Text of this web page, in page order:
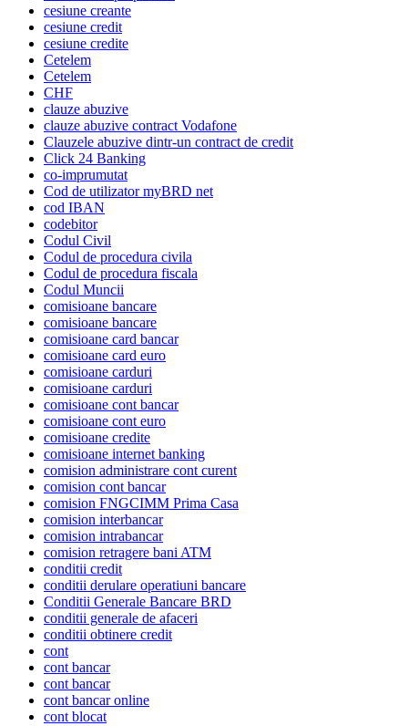
cesiune creante
cesiune credit
cesiune credite
Cetelem
Cetelem
CHF
clauze abuzive
clauze abuzive contract Vodafone
Clauzele abuzive dintr-un contract de credit
Click 24 Banking
co-imprumutat
Cod de utilizator myBRD net
cod IBAN
codebitor
Codul Civil
Codul de procedura civila
Codul de procedura fiscala
Codul Muncii
comisioane bancare
comisioane bancare
comisioane card bancar
comisioane card euro
comisioane carduri
comisioane carduri
comisioane cont bancar
comisioane cont euro
comisioane credite
comisioane internet banking
comision administrare cont curent
comision cont bancar
comision FNGCIMM Prima Casa
comision interbancar
comision intrabancar
comision retragere bani ATM
conditii credit
conditii derulare operatiuni bancare
Conditii Generale Bancare BRD
conditii generale de afaceri
conditii obtinere credit
cont
cont bancar
cont bancar
cont bancar online
cont blocat